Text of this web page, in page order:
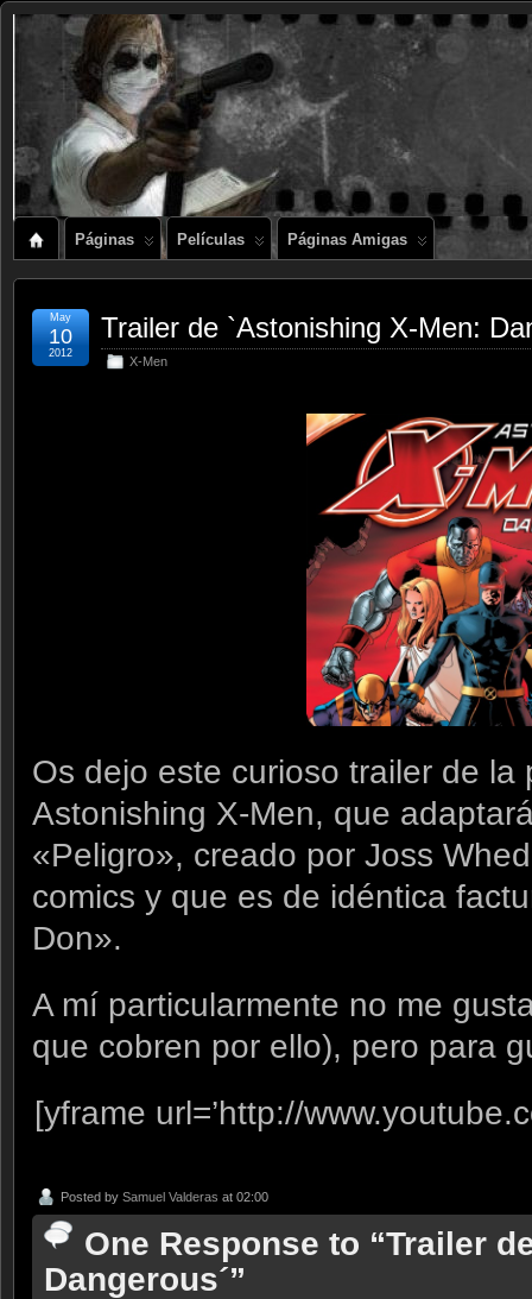
Páginas Películas Páginas Amigas
Trailer de `Astonishing X-Men:
X-Men
May
10
2012
Os dejo este curioso trailer de la
Astonishing X-Men, que
«Peligro», creado por Joss
comics y que es de idéntica
Don».
A mí particularmente no me
que cobren por ello), pero para
[yframe url=’http://
Posted by Samuel Valderas at 02:00
One Response to “Trailer
Dangerous´”